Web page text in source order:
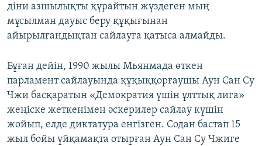
діни азшылықты құрайтын жүздеген мың
мұсылман дауыс беру құқығынан
айырылғандықтан сайлауға қатыса алмайды.
Бұған дейін, 1990 жылы Мьянмада өткен
парламент сайлауында құқыққорғаушы Аун Сан Су
Чжи басқаратын «Демократия үшін ұлттық лига»
жеңіске жеткенімен әскерилер сайлау күшін
жойып, елде диктатура енгізген. Содан бастап 15
жыл бойы үйқамақта отырған Аун Сан Су Чжиге